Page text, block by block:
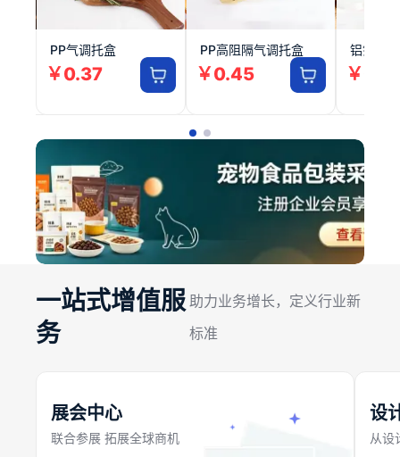
￥0.08
PET耐低温带盖寿司盒
￥0.50 ￥0.18
PP气调托盒
￥0.37
PP高阻隔气调托盒
￥0.45
铝箔高
￥0.14
一站式增值服
务
助力业务增长，定义行业新
标准
展会中心
联合参展 拓展全球商机
设
从设